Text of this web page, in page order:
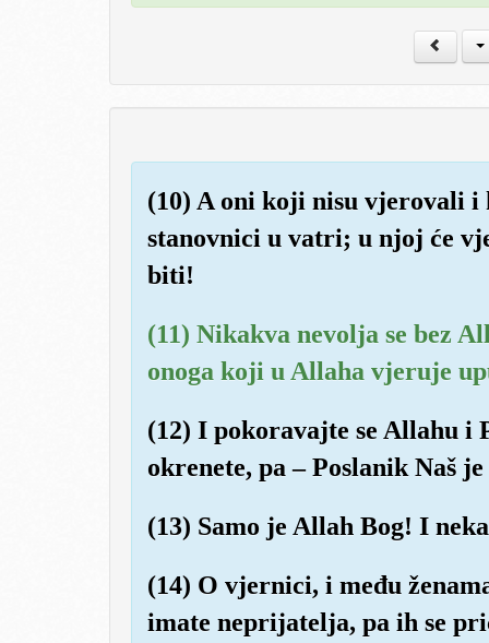
(10) A oni koji nisu vjerovali i
stanovnici u vatri; u njoj će
biti!
(11) Nikakva nevolja se bez
onoga koji u Allaha vjeruje
(12) I pokoravajte se Allahu i
okrenete, pa – Poslanik Naš
(13) Samo je Allah Bog! I
(14) O vjernici, i među
imate neprijatelja, pa ih se